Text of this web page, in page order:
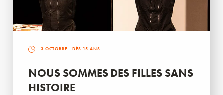
3 OCTOBRE - DÈS 15 ANS
NOUS SOMMES DES FILLES SANS
HISTOIRE